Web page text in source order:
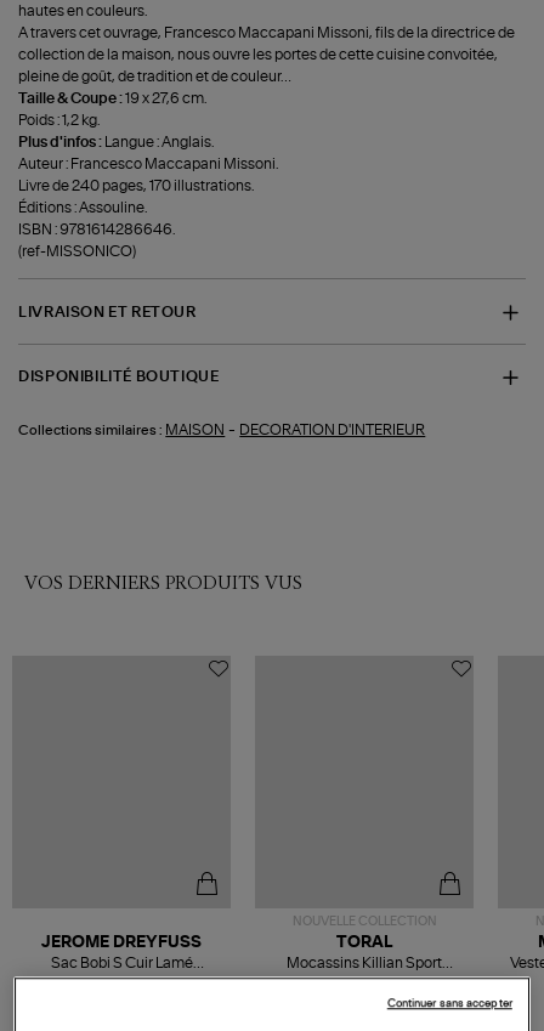
hautes en couleurs.
A travers cet ouvrage, Francesco Maccapani Missoni, fils de la directrice de
collection de la maison, nous ouvre les portes de cette cuisine convoitée,
pleine de goût, de tradition et de couleur…
Taille & Coupe :19 x 27,6 cm.
Poids : 1,2 kg.
Plus d'infos :
Langue : Anglais.
Auteur : Francesco Maccapani Missoni.
Livre de 240 pages, 170 illustrations.
Éditions : Assouline.
ISBN : 9781614286646.
(ref-MISSONICO)
LIVRAISON ET RETOUR
DISPONIBILITÉ BOUTIQUE
Collections similaires : MAISON - DECORATION D'INTERIEUR
VOS DERNIERS PRODUITS VUS
JEROME DREYFUSS
Sac Bobi S Cuir Lamé
Champagne
NOUVELLE COLLECTION
TORAL
Mocassins Killian Sport
Mousse
Continuer sans accepter